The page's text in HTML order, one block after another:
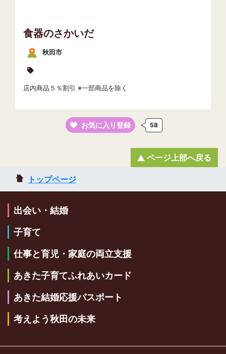
食器のさかいだ
秋田市
店内商品５％割引 ※一部商品を除く
お気に入り登録 58
トップページ
ページ上部へ戻る
出会い・結婚
子育て
仕事と育児・家庭の両立支援
あきた子育てふれあいカード
あきた結婚応援パスポート
考えよう秋田の未来